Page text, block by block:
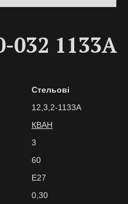
032 1133А
Стельові
12,3,2-1133А
КВАН
3
60
E27
0,30